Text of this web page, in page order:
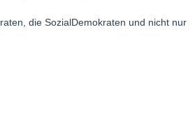
die SozialDemokraten und nicht nur